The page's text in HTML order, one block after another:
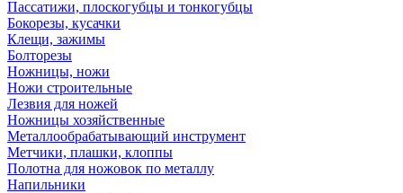
Пассатижи, плоскогубцы и тонкогубцы
Бокорезы, кусачки
Клещи, зажимы
Болторезы
Ножницы, ножи
Ножи строительные
Лезвия для ножей
Ножницы хозяйственные
Металлообрабатывающий инструмент
Метчики, плашки, клоппы
Полотна для ножовок по металлу
Напильники